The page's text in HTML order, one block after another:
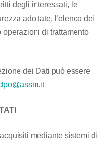
degli interessati, le
adottate, l’elenco dei
operazioni di trattamento
dei Dati può essere
mediante sistemi di